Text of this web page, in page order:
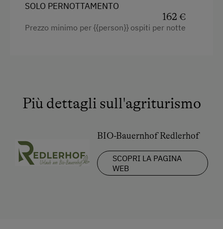
Asciugacapelli
Macchina del caffè
TV via satellite e Pay TV
Letto matrimoniale (kingsize)
Letto singolo
SOLO PERNOTTAMENTO
162 €
Prezzo minimo per {{person}} ospiti per notte
Più dettagli sull'agriturismo
BIO-Bauernhof Redlerhof
SCOPRI LA PAGINA
WEB